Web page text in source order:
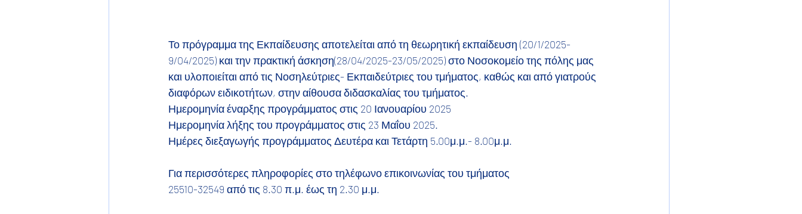
Το πρόγραμμα της Εκπαίδευσης αποτελείται από τη θεωρητική εκπαίδευση (20/1/2025-
9/04/2025) και την πρακτική άσκηση(28/04/2025-23/05/2025) στο Νοσοκομείο της πόλης μας
και υλοποιείται από τις Νοσηλεύτριες- Εκπαιδεύτριες του τμήματος, καθώς και από γιατρούς
διαφόρων ειδικοτήτων, στην αίθουσα διδασκαλίας του τμήματος.
Ημερομηνία έναρξης προγράμματος στις 20 Ιανουαρίου 2025
Ημερομηνία λήξης του προγράμματος στις 23 Μαΐου 2025.
Ημέρες διεξαγωγής προγράμματος Δευτέρα και Τετάρτη 5.00μ.μ.- 8.00μ.μ.
Για περισσότερες πληροφορίες στο τηλέφωνο επικοινωνίας του τμήματος
25510-32549 από τις 8.30 π.μ. έως τη 2.30 μ.μ.